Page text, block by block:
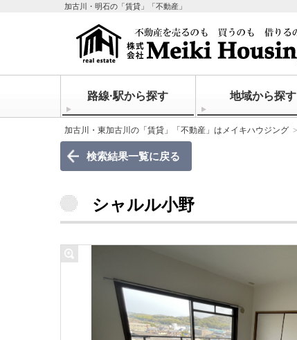
加古川・明石の「賃貸」「不動産」
路線·駅から探す 地域から探す
加古川・東加古川の「賃貸」「不動産」はメイキハウジング
検索結果一覧に戻る
シャルル小野